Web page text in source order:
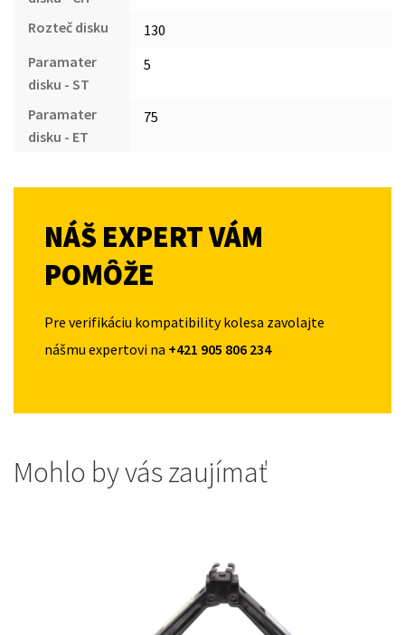
Rozteč disku
130
Paramater
disku - ST
5
Paramater
disku - ET
75
NÁŠ EXPERT VÁM
POMÔŽE
Pre verifikáciu kompatibility kolesa zavolajte
nášmu expertovi na +421 905 806 234
Mohlo by vás zaujímať